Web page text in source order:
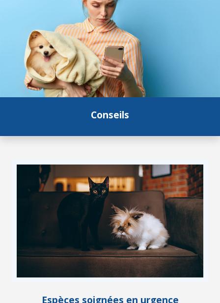
Conseils
Espèces soignées en urgence